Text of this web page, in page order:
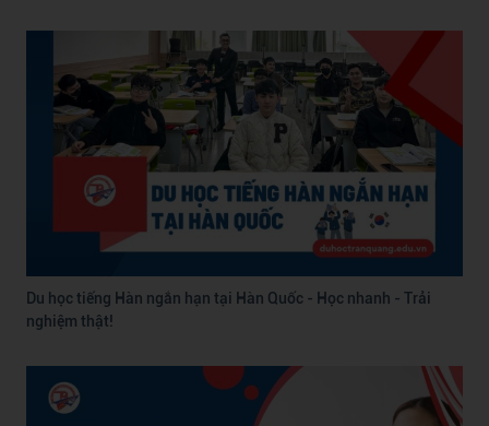
Du học tiếng Hàn ngắn hạn tại Hàn Quốc - Học nhanh - Trải
nghiệm thật!